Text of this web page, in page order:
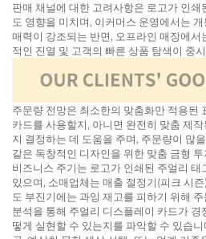
판매 채널에 대한 고려사항은 로고가 인쇄
도 영향을 미치며, 이커머스 운영에서는
매력이 강조되는 반면, 오프라인 매장에서
적인 진열 및 고객의 빠른 상품 탐색이 중
주문량 전망은 최소한의 맞춤화만 적용된
카드를 사용할지, 아니면 완전히 맞춤 제
지 결정하는 데 도움을 주며, 주문량이 많
같은 독창적인 디자인을 위한 맞춤 금형
비즈니스 주기는 로고가 인쇄된 주얼리 태
있으며, 소매업체는 매출 절정기(피크 시
도 부진기에는 과잉 재고를 피하기 위해
분석을 통해 주얼리 디스플레이 카드가 경
떻게 실현할 수 있는지를 파악할 수 있습